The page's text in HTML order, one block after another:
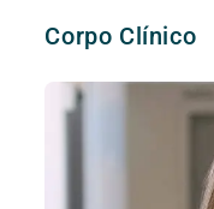
Corpo Clínico